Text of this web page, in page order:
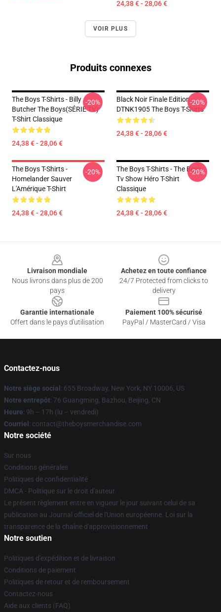
24,38 € - 28,06 €
VOIR PLUS
Produits connexes
The Boys T-Shirts - Billy
Butcher The Boys(SÉRIE TV)
T-Shirt Classique
24,38 € - 28,06 €
-20%
Black Noir Finale Edition
DTNK1905 The Boys T-Shirts
24,38 € - 28,06 €
-20%
The Boys T-Shirts -
Homelander Sauver
L'Amérique T-Shirt
24,38 € - 28,06 €
-20%
The Boys T-Shirts - The Boys
Tv Show Héro T-Shirt
Classique
24,38 € - 28,06 €
-20%
Livraison mondiale
Nous livrons dans plus de 200
pays
Achetez en toute confiance
24/7 Protected from clicks to
delivery
Garantie internationale
Offert dans le pays d'utilisation
Paiement 100% sécurisé
PayPal / MasterCard / Visa
Contactez-nous
Notre siège social : 655 Broadway, New York, NY 10006, US
Notre entrepôt: 76 Guangming, Bazhou, Beijing, CN
Heure: 9h – 17h (lu – vendredi)
Courriel : contact@theboysmerchandise.com
Notre société
Sur nous
Conditions générales
Politiques de confidentialité
DMCA - Politique sur le droit d'auteur
Le présent règlement entre en vigueur le jour suivant celui de sa
publication au Journal officiel de l'Union européenne. Loi sur la
transparence de la chaîne d'approvisionnement
Notre soutien
Politiques d'expédition et de livraison
Conditions de paiement
Politiques de retour et de remboursement
Contactez-nous
Aide aux clients (FAQ)